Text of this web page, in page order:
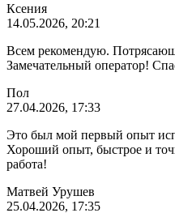
Ксения
14.05.2026, 20:21
Всем рекомендую.
Замечательный оператор!
Пол
27.04.2026, 17:33
Это был мой первый опыт
Хороший опыт, быстрое и
работа!
Матвей Урушев
25.04.2026, 17:35